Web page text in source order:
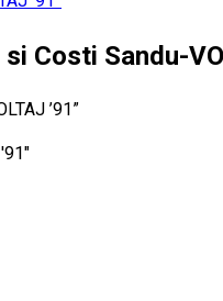
Costi Sandu-